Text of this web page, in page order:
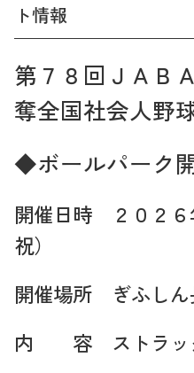
ト情報
第７８回ＪＡＢ
奪全国社会人野
◆ボールパーク
開催日時 ２０２６
祝）
開催場所 ぎふしん
内 容 ストラック